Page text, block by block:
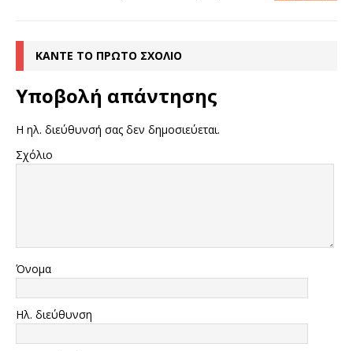
ΚΆΝΤΕ ΤΟ ΠΡΏΤΟ ΣΧΌΛΙΟ
Υποβολή απάντησης
Η ηλ. διεύθυνσή σας δεν δημοσιεύεται.
Σχόλιο
Όνομα
Ηλ. διεύθυνση